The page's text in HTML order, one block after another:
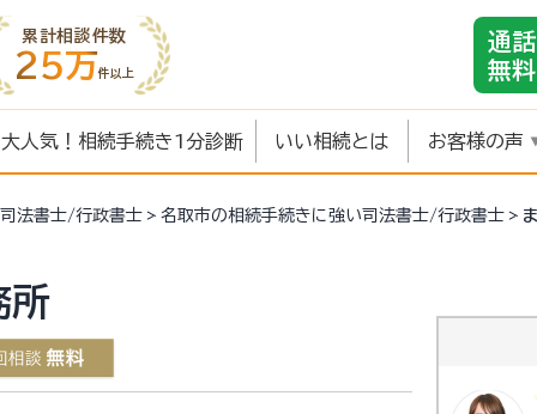
累計相談件数
25万件以上
通話
無料
大人気！相続手続き1分診断 いい相続とは お客様の声
法書士/行政書士 名取市の相続手続きに強い司法書士/行政書士
所